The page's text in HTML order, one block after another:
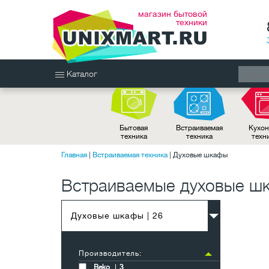
магазин бытовой
техники
Каталог
Бытовая
техника
Встраиваемая
техника
Главная Встраиваемая техника| Духовые шкафы
Встраиваемые духовые
Духовые шкафы | 26
Производитель:
Beko